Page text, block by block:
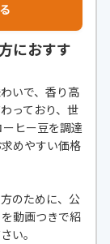
におすす
いで、香り高
っており、世
ヒー豆を調達
めやすい価格
のために、公
動画つきで紹
い。